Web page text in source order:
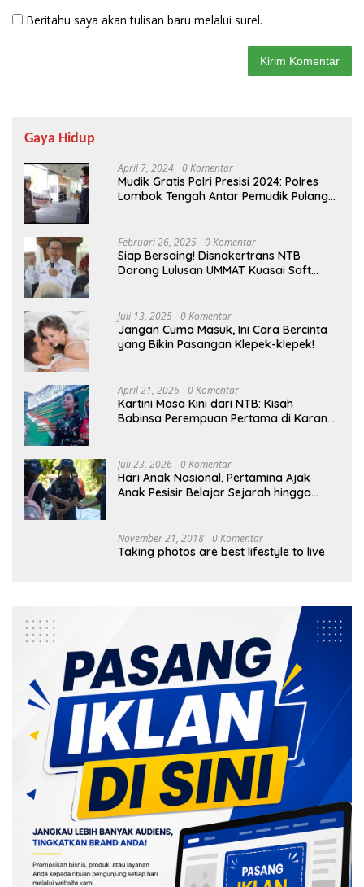
Beritahu saya akan tulisan baru melalui surel.
Gaya Hidup
April 7, 2024 0 Komentar
Mudik Gratis Polri Presisi 2024: Polres
Lombok Tengah Antar Pemudik Pulang
Februari 26, 2025 0 Komentar
Siap Bersaing! Disnakertrans NTB
Dorong Lulusan UMMAT Kuasai Soft
Juli 13, 2025 0 Komentar
Jangan Cuma Masuk, Ini Cara Bercinta
yang Bikin Pasangan Klepek-klepek!
April 21, 2026 0 Komentar
Kartini Masa Kini dari NTB: Kisah
Babinsa Perempuan Pertama di Karang
Juli 23, 2026 0 Komentar
Hari Anak Nasional, Pertamina Ajak
Anak Pesisir Belajar Sejarah hingga
November 21, 2018 0 Komentar
Taking photos are best lifestyle to live